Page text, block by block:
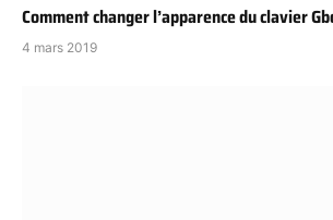
Comment changer l’apparence du clavier
4 mars 2019